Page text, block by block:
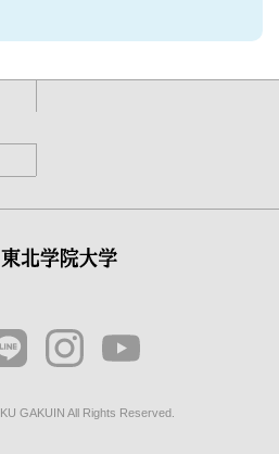
GAKUIN All Rights Reserved.